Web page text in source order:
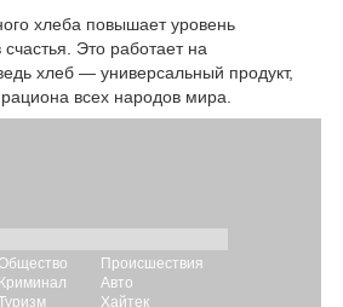
хлеба повышает уровень
Это работает на
хлеб — универсальный продукт,
всех народов мира.
Криминал
Происшествия
Авто
Хайтек